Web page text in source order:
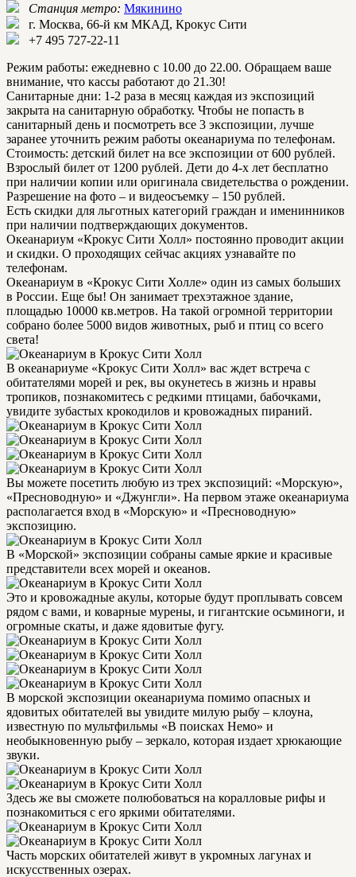
Станция метро: Мякинино
г. Москва, 66-й км МКАД, Крокус Сити
+7 495 727-22-11
Режим работы: ежедневно с 10.00 до 22.00. Обращаем ваше
внимание, что кассы работают до 21.30!
Санитарные дни: 1-2 раза в месяц каждая из экспозиций
закрыта на санитарную обработку. Чтобы не попасть в
санитарный день и посмотреть все 3 экспозиции, лучше
заранее уточнить режим работы океанариума по телефонам.
Стоимость: детский билет на все экспозиции от 600 рублей.
Взрослый билет от 1200 рублей. Дети до 4-х лет бесплатно
при наличии копии или оригинала свидетельства о рождении.
Разрешение на фото – и видеосъемку – 150 рублей.
Есть скидки для льготных категорий граждан и именинников
при наличии подтверждающих документов.
Океанариум «Крокус Сити Холл» постоянно проводит акции
и скидки. О проходящих сейчас акциях узнавайте по
телефонам.
Океанариум в «Крокус Сити Холле» один из самых больших
в России. Еще бы! Он занимает трехэтажное здание,
площадью 10000 кв.метров. На такой огромной территории
собрано более 5000 видов животных, рыб и птиц со всего
света!
В океанариуме «Крокус Сити Холл» вас ждет встреча с
обитателями морей и рек, вы окунетесь в жизнь и нравы
тропиков, познакомитесь с редкими птицами, бабочками,
увидите зубастых крокодилов и кровожадных пираний.
Вы можете посетить любую из трех экспозиций: «Морскую»,
«Пресноводную» и «Джунгли». На первом этаже океанариума
располагается вход в «Морскую» и «Пресноводную»
экспозицию.
В «Морской» экспозиции собраны самые яркие и красивые
представители всех морей и океанов.
Это и кровожадные акулы, которые будут проплывать совсем
рядом с вами, и коварные мурены, и гигантские осьминоги, и
огромные скаты, и даже ядовитые фугу.
В морской экспозиции океанариума помимо опасных и
ядовитых обитателей вы увидите милую рыбу – клоуна,
известную по мультфильмы «В поисках Немо» и
необыкновенную рыбу – зеркало, которая издает хрюкающие
звуки.
Здесь же вы сможете полюбоваться на коралловые рифы и
познакомиться с его яркими обитателями.
Часть морских обитателей живут в укромных лагунах и
искусственных озерах.